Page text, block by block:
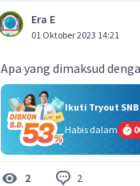
Era E
01 Oktober 2023 14:21
Apa yang dimaksud
Ikuti Tryout
Habis dalam
2 2